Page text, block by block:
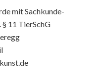
mit Sachkunde-
§ 11 TierSchG